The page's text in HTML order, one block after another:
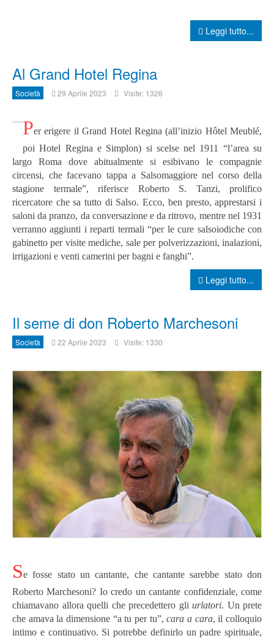
Leggi tutto...
Al Grand Hotel Regina
Società 29 Aprile 2023 Visite: 1326
Per erigere il Grand Hotel Regina (all’inizio Hôtel Meublé,
poi Hotel Regina e Simplon) si scelse nel 1911 “l’area su
largo Roma dove abitualmente si esibivano le compagnie
circensi, che facevano tappa a Salsomaggiore nel corso della
stagione termale”, riferisce Roberto S. Tanzi, prolifico
ricercatore che sa tutto di Salso. Ecco, ben presto, apprestarsi i
saloni da pranzo, da conversazione e da ritrovo, mentre nel 1931
verranno aggiunti i reparti termali “per le cure salsoiodiche con
gabinetto per visite mediche, sale per polverizzazioni, inalazioni,
irrigazioni e venti camerini per bagni e fanghi”.
Leggi tutto...
Il seme di don Roberto Marchesoni
Società 22 Aprile 2023 Visite: 1330
Se fosse stato un cantante, che cantante sarebbe stato don
Roberto Marchesoni? Io credo un cantante confidenziale, come
chiamavano allora quelli che precedettero gli urlatori. Un prete
che amava la dimensione “a tu per tu”,cara a cara, il colloquio
intimo e continuativo. Si potrebbe definirlo un padre spirituale,